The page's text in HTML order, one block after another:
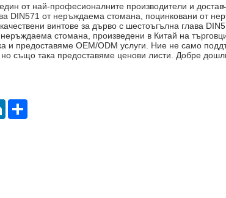
от най-професионалните производители и
DIN571 от неръждаема стомана, поцинковани от
винтове за дърво с шестоъгълна глава
стомана, произведени в Китай на
и предоставяме OEM/ODM услуги. Ние не само
също така предоставяме ценови листи. Добре
LinkedIn